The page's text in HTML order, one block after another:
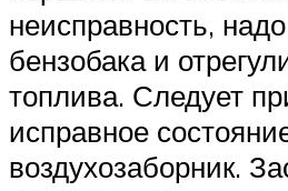
неисправность,
бензобака и
топлива. Следует
исправное
воздухозаборник.